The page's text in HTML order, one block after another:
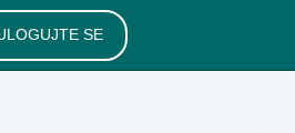
SE